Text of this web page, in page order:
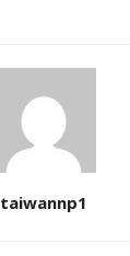
taiwannp1